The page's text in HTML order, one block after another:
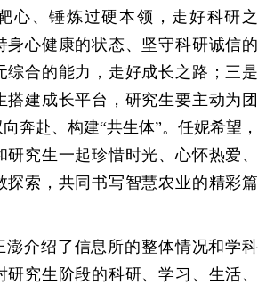
心、锤炼过硬本领，走好科研之
身心健康的状态、坚守科研诚信的
综合的能力，走好成长之路；三是
搭建成长平台，研究生要主动为团
奔赴、构建“共生体”。任妮希望，
研究生一起珍惜时光、心怀热爱、
探索，共同书写智慧农业的精彩篇
澎介绍了信息所的整体情况和学科
究生阶段的科研、学习、生活、